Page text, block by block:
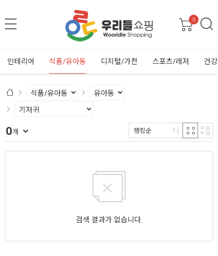
0
인테리어 식품/유아동 디지털/가전 스포츠/레저 건
0개 랭킹순
검색 결과가 없습니다.